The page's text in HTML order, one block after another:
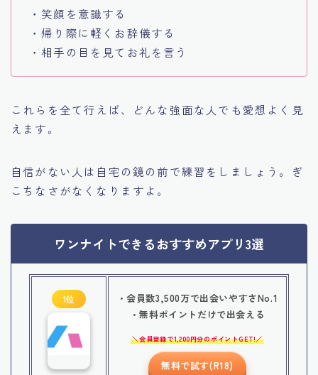
・笑顔を意識する
・帰り際に軽くお辞儀する
・相手の目を見てお礼を言う
これらを全て行えば、どんな強面な人でも愛想よく見
えます。
自信がない人は自宅の鏡の前で練習をしましょう。ぎ
こちなさがなくなりますよ。
ワンナイトできるおすすめアプリ3選
1位
・会員数3,500万で出会いやすさNo.1
・無料ポイントだけで出会える
会員登録で1,200円分のポイントGET!
無料で試す(R18)